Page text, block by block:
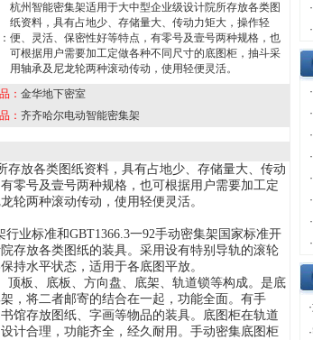
杭州智能密集架适用于大中型企业级设计院所存放各类图
纸资料，具有占地少、存储量大、传动力矩大，操作轻
便、灵活、保密性好等特点，有零号及壹号两种规格，也
可根据用户需要加工定做各种不同尺寸的底图柜，抽斗采
用轴承及尼龙轮两种滚动传动，使用轻便灵活。
： 金华地下密室
： 齐齐哈尔电动智能密集架
存放各类图纸资料，具有占地少、存储量大、传动
零号及壹号两种规格，也可根据用户需要加工定
轮两种滚动传动，使用轻便灵活。
行业标准和GBT1366.3一92手动密集架国家标准开
存放各类图纸的装具。采用设有特别导轨的滚轮
持水平状态，适用于各底图平放。
顶板、底板、方向盘、底架、轨道锁等构成。是底
，将二者邮寄的结合在一起，功能全面。有手
馆存放图纸、字画等物品的装具。底图柜在轨道
计合理，功能齐全，经久耐用。手动密集底图柜
·
·
·
·
·
·
·
·
·
·
·
·